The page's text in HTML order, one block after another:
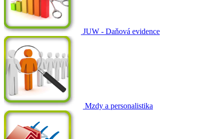
JUW - Daňová evidence
Mzdy a personalistika